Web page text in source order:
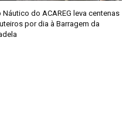
Náutico do ACAREG leva centenas
por dia à Barragem da